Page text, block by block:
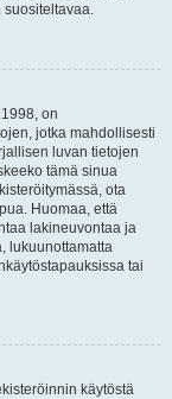
suositeltavaa.
on
jotka mahdollisesti
luvan tietojen
tämä sinua
ota
Huomaa, että
lakineuvontaa ja
lukuunottamatta
tai
käytöstä